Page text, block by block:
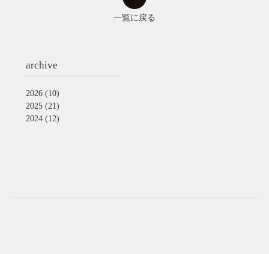
一覧に戻る
archive
2026 (10)
2025 (21)
2024 (12)